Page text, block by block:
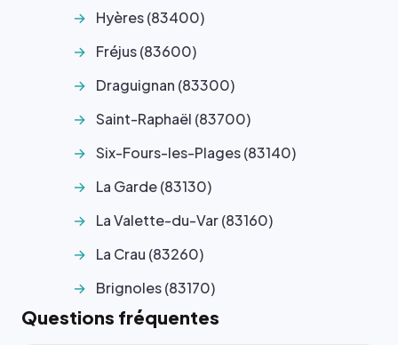
Hyères (83400)
Fréjus (83600)
Draguignan (83300)
Saint-Raphaël (83700)
Six-Fours-les-Plages (83140)
La Garde (83130)
La Valette-du-Var (83160)
La Crau (83260)
Brignoles (83170)
Questions fréquentes